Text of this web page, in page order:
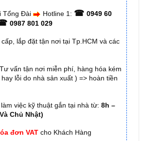
Tổng Đài Hotline 1: ☎ 0949 60
0987 801 029
lắp đặt tận nơi tại Tp.HCM và các
vấn tận nơi miễn phí, hàng hóa kém
lỗi do nhà sản xuất ) => hoàn tiền
việc kỹ thuật gắn tại nhà từ: 8h –
Chủ Nhật)
đơn VAT cho Khách Hàng